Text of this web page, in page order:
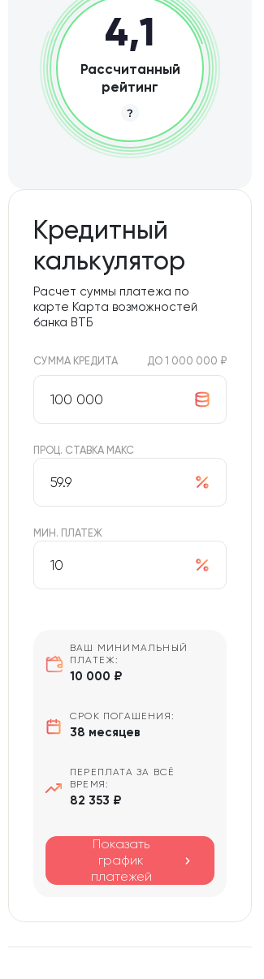
4,1
Рассчитанный
рейтинг
Кредитный
калькулятор
Расчет суммы платежа по
карте Карта возможностей
банка ВТБ
СУММА КРЕДИТА ДО 1 000 000 ₽
ПРОЦ. СТАВКА МАКС
МИН. ПЛАТЕЖ
ВАШ МИНИМАЛЬНЫЙ
ПЛАТЕЖ:
10 000 ₽
СРОК ПОГАШЕНИЯ:
38 месяцев
ПЕРЕПЛАТА ЗА ВСЁ
ВРЕМЯ:
82 353 ₽
Показать
график
платежей